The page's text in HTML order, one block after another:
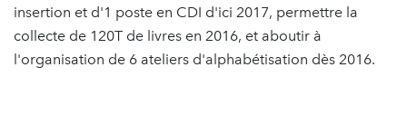
insertion et d'1 poste en CDI d'ici 2017, permettre la
collecte de 120T de livres en 2016, et aboutir à
l'organisation de 6 ateliers d'alphabétisation dès 2016.